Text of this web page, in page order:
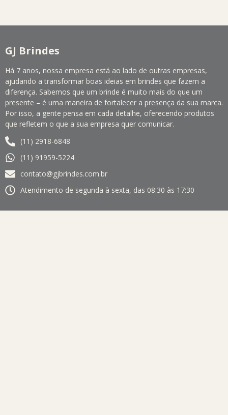
GJ Brindes
Há 7 anos, nossa empresa está ao lado de outras empresas,
ajudando a transformar boas ideias em brindes que fazem a
diferença. Sabemos que um brinde é muito mais do que um
presente – é uma maneira de fortalecer a presença da sua marca.
Por isso, a gente pensa em cada detalhe, oferecendo produtos
que refletem o que a sua empresa quer comunicar.
(11) 2918-6848
(11) 91959-5224
contato@gjbrindes.com.br
Atendimento de segunda à sexta, das 08:30 às 17:30